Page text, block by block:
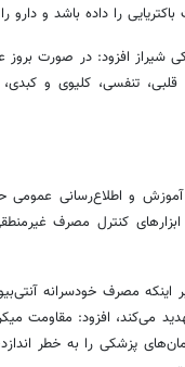
را داده باشد و دارو را
افزود: در صورت بروز
قلبی، تنفسی، کلیوی و
و اطلاع‌رسانی عمومی
کنترل مصرف
اینکه مصرف خودسرانه
می‌کند، افزود: مقاومت
پزشکی را به خطر